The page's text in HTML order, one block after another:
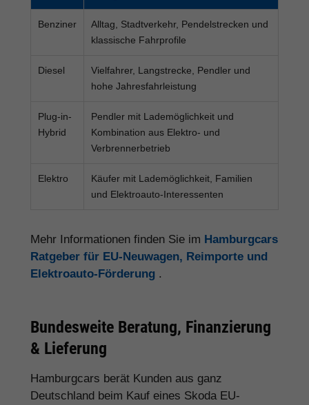
Benziner
Alltag, Stadtverkehr, Pendelstrecken und
klassische Fahrprofile
Diesel
Vielfahrer, Langstrecke, Pendler und
hohe Jahresfahrleistung
Plug-in-
Hybrid
Pendler mit Lademöglichkeit und
Kombination aus Elektro- und
Verbrennerbetrieb
Elektro
Käufer mit Lademöglichkeit, Familien
und Elektroauto-Interessenten
Mehr Informationen finden Sie im Hamburgcars
Ratgeber für EU-Neuwagen, Reimporte und
Elektroauto-Förderung .
Bundesweite Beratung, Finanzierung
& Lieferung
Hamburgcars berät Kunden aus ganz
Deutschland beim Kauf eines Skoda EU-